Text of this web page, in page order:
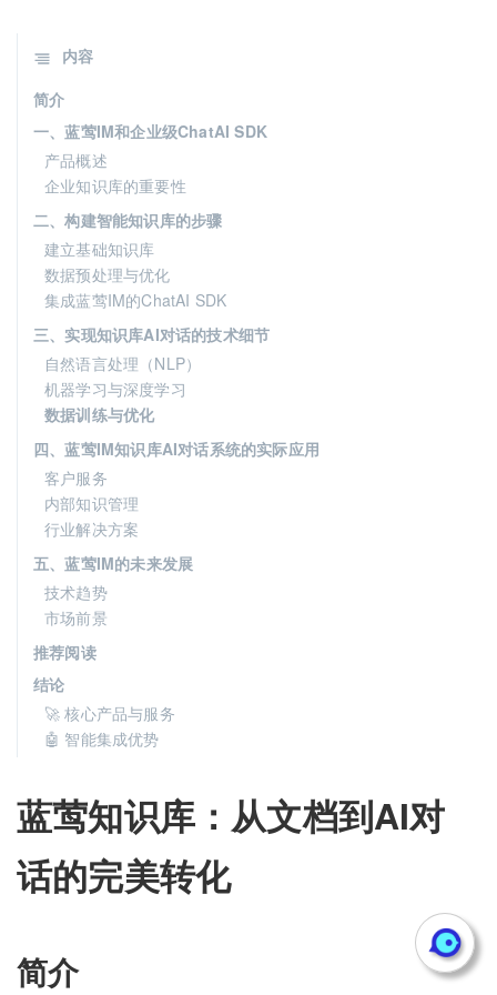
蓝莺知识库：从文档到AI对
话的完美转化
简介
内容
简介
一、蓝莺IM和企业级ChatAI SDK
产品概述
企业知识库的重要性
二、构建智能知识库的步骤
建立基础知识库
数据预处理与优化
集成蓝莺IM的ChatAI SDK
三、实现知识库AI对话的技术细节
自然语言处理（NLP）
机器学习与深度学习
数据训练与优化
四、蓝莺IM知识库AI对话系统的实际应用
客户服务
内部知识管理
行业解决方案
五、蓝莺IM的未来发展
技术趋势
市场前景
推荐阅读
结论
🚀 核心产品与服务
🤖 智能集成优势